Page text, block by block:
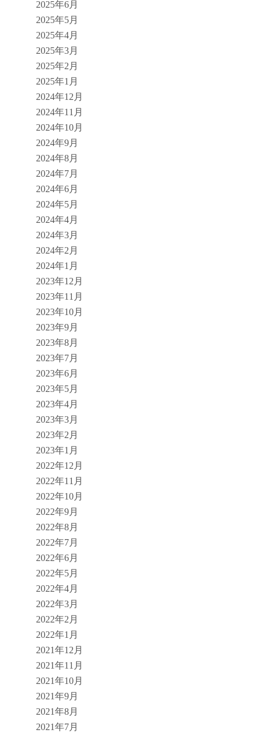
2025年6月
2025年5月
2025年4月
2025年3月
2025年2月
2025年1月
2024年12月
2024年11月
2024年10月
2024年9月
2024年8月
2024年7月
2024年6月
2024年5月
2024年4月
2024年3月
2024年2月
2024年1月
2023年12月
2023年11月
2023年10月
2023年9月
2023年8月
2023年7月
2023年6月
2023年5月
2023年4月
2023年3月
2023年2月
2023年1月
2022年12月
2022年11月
2022年10月
2022年9月
2022年8月
2022年7月
2022年6月
2022年5月
2022年4月
2022年3月
2022年2月
2022年1月
2021年12月
2021年11月
2021年10月
2021年9月
2021年8月
2021年7月